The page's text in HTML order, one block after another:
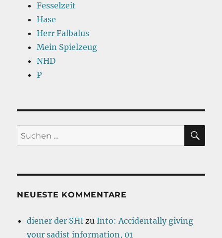
Fesselzeit
Hase
Herr Falbalus
Mein Spielzeug
NHD
P
Suchen
nach:
NEUESTE KOMMENTARE
diener der SHI zuInto: Accidentally giving
your sadist information, 01